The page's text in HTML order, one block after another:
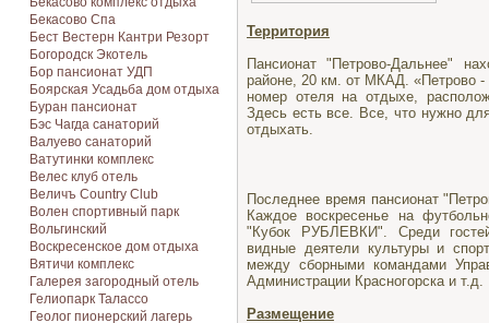
Бекасово Спа
Бест Вестерн Кантри Резорт
Богородск Экотель
Бор пансионат УДП
Боярская Усадьба дом отдыха
Буран пансионат
Бэс Чагда санаторий
Валуево санаторий
Ватутинки комплекс
Велес клуб отель
Величъ Country Club
Волен спортивный парк
Вольгинский
Воскресенское дом отдыха
Вятичи комплекс
Галерея загородный отель
Гелиопарк Талассо
Геолог пионерский лагерь
Территория
Пансионат "Петрово-Дальнее"
районе, 20 км. от МКАД. «Петрово -
номер отеля на отдыхе,
Здесь есть все. Все, что нужно
отдыхать.
Последнее время пансионат
Каждое воскресенье на
"Кубок РУБЛЕВКИ". Среди
видные деятели культуры и
между сборными командами
Администрации Красногорска и т.д.
Размещение